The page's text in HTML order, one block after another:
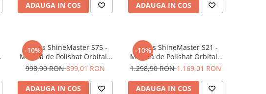
ADAUGA IN COS ADAUGA IN COS
-10%
Krauss ShineMaster S75 -
Mașină de Polishat Orbitală
(12mm)
998,90 RON899,01 RON
ADAUGA IN COS
-10%
Krauss ShineMaster S21 -
Mașină de Polishat Orbitală
(21mm)
1.298,90 RON1.169,01 RON
ADAUGA IN COS